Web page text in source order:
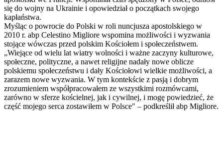
się do wojny na Ukrainie i opowiedział o początkach swojego
kapłaństwa.
Myśląc o powrocie do Polski w roli nuncjusza apostolskiego w
2010 r. abp Celestino Migliore wspomina możliwości i wyzwania
stojące wówczas przed polskim Kościołem i społeczeństwem.
„Wiejące od wielu lat wiatry wolności i ważne zaczyny kulturowe,
społeczne, polityczne, a nawet religijne nadały nowe oblicze
polskiemu społeczeństwu i dały Kościołowi wielkie możliwości, a
zarazem nowe wyzwania. W tym kontekście z pasją i dobrym
zrozumieniem współpracowałem ze wszystkimi rozmówcami,
zarówno w sferze kościelnej, jak i cywilnej, i mogę powiedzieć, że
część mojego serca zostawiłem w Polsce" – podkreślił abp Migliore.